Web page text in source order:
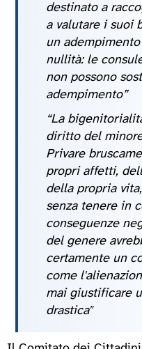
destinato a
a valutare i suoi
un
nullità: le
non possono
adempimento”
“La
diritto del
Privare
propri affetti,
della propria
senza tenere in
conseguenze
del genere
certamente un
come
mai giustificare
drastica"